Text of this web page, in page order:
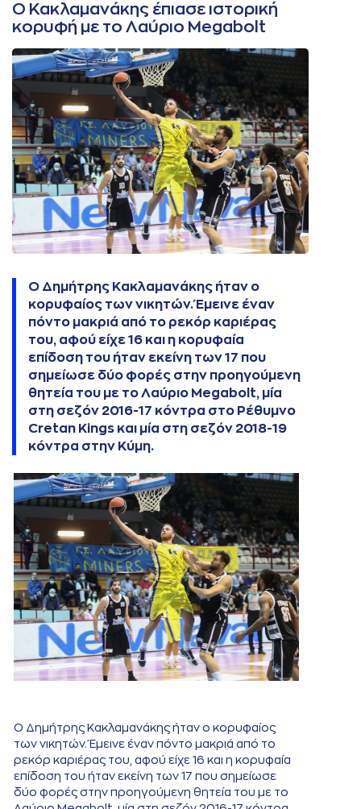
Ο Κακλαμανάκης έπιασε ιστορική
κορυφή με το Λαύριο Megabolt
Ο Δημήτρης Κακλαμανάκης ήταν ο
κορυφαίος των νικητών. Έμεινε έναν
πόντο μακριά από το ρεκόρ καριέρας
του, αφού είχε 16 και η κορυφαία
επίδοση του ήταν εκείνη των 17 που
σημείωσε δύο φορές στην προηγούμενη
θητεία του με το Λαύριο Megabolt, μία
στη σεζόν 2016-17 κόντρα στο Ρέθυμνο
Cretan Kings και μία στη σεζόν 2018-19
κόντρα στην Κύμη.
Ο Δημήτρης Κακλαμανάκης ήταν ο κορυφαίος
των νικητών. Έμεινε έναν πόντο μακριά από το
ρεκόρ καριέρας του, αφού είχε 16 και η κορυφαία
επίδοση του ήταν εκείνη των 17 που σημείωσε
δύο φορές στην προηγούμενη θητεία του με το